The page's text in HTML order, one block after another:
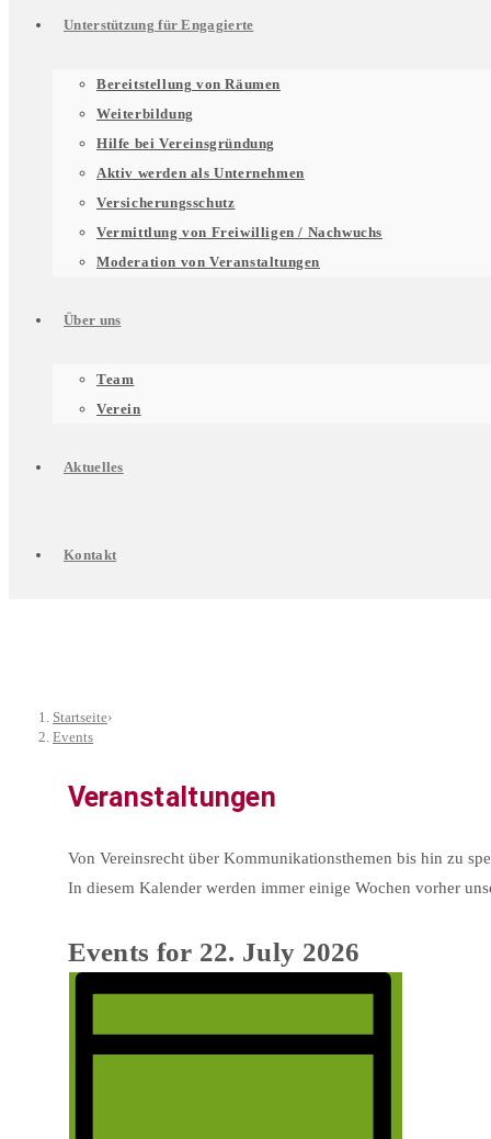
Unterstützung für Engagierte
Bereitstellung von Räumen
Weiterbildung
Hilfe bei Vereinsgründung
Aktiv werden als Unternehmen
Versicherungsschutz
Vermittlung von Freiwilligen / Nachwuchs
Moderation von Veranstaltungen
Über uns
Team
Verein
Aktuelles
Kontakt
Startseite›
Events
Veranstaltungen
Von Vereinsrecht über Kommunikationsthemen bis hin zu
In diesem Kalender werden immer einige Wochen vorher
Events for 22. July 2026
Views
Event
Navigation